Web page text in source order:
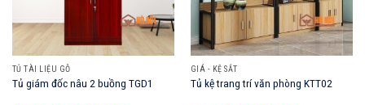
TỦ TÀI LIỆU GỖ
Tủ giám đốc nâu 2 buồng TGD1
GIÁ - KỆ SẮT
Tủ kệ trang trí văn phòng KTT02